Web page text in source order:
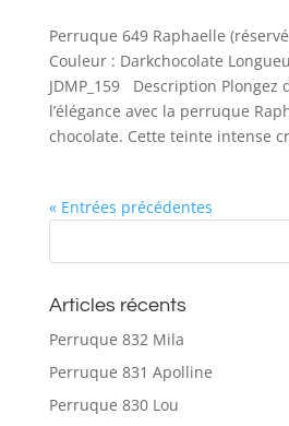
Perruque 649 Raphaelle
Couleur : Darkchocolate
JDMP_159 Description Plongez
l’élégance avec la perruque
chocolate. Cette teinte intense
« Entrées précédentes
Articles récents
Perruque 832 Mila
Perruque 831 Apolline
Perruque 830 Lou